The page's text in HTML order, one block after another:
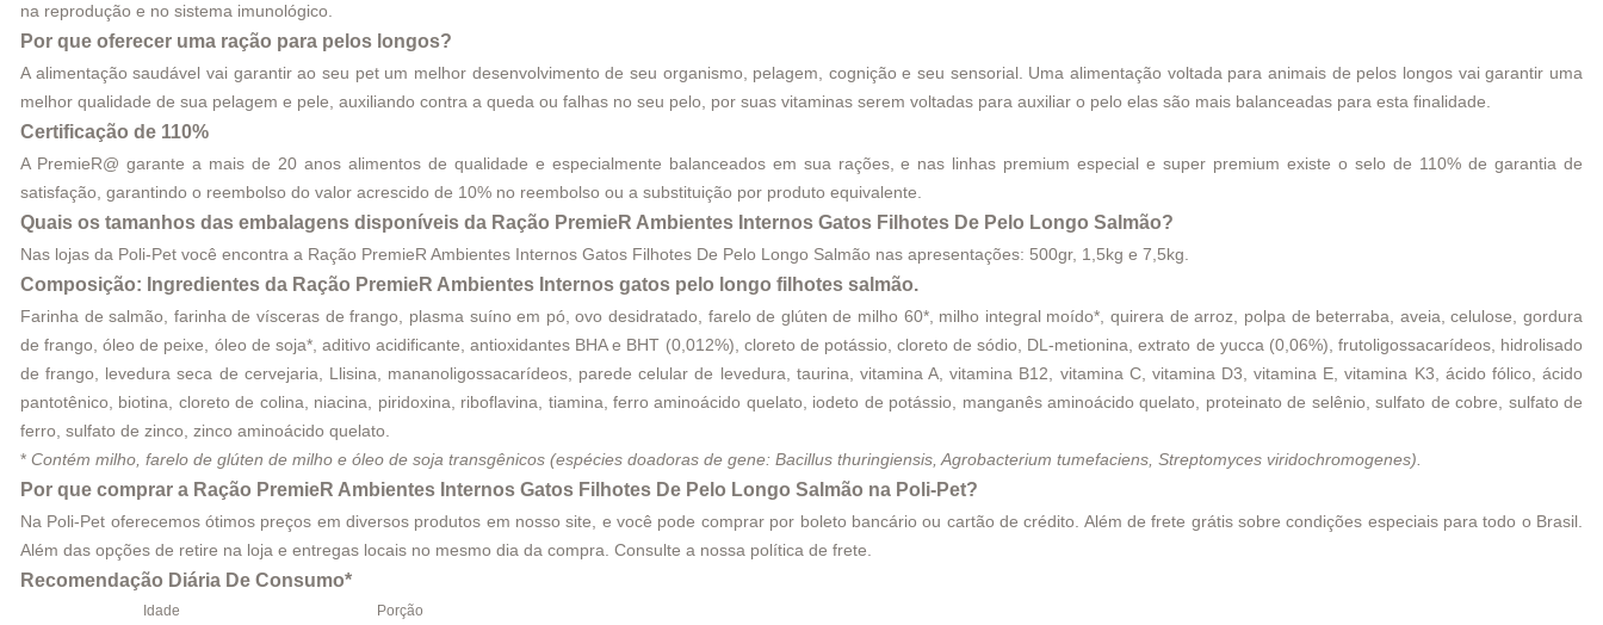
na reprodução e no sistema imunológico.
Por que oferecer uma ração para pelos longos?
A alimentação saudável vai garantir ao seu pet um melhor desenvolvimento de seu organismo, pelagem, cognição e seu sensorial. Uma alimentação voltada para animais de pelos longos vai garantir uma
melhor qualidade de sua pelagem e pele, auxiliando contra a queda ou falhas no seu pelo, por suas vitaminas serem voltadas para auxiliar o pelo elas são mais balanceadas para esta finalidade.
Certificação de 110%
A PremieR@ garante a mais de 20 anos alimentos de qualidade e especialmente balanceados em sua rações, e nas linhas premium especial e super premium existe o selo de 110% de garantia de
satisfação, garantindo o reembolso do valor acrescido de 10% no reembolso ou a substituição por produto equivalente.
Quais os tamanhos das embalagens disponíveis da Ração PremieR Ambientes Internos Gatos Filhotes De Pelo Longo Salmão?
Nas lojas da Poli-Pet você encontra a Ração PremieR Ambientes Internos Gatos Filhotes De Pelo Longo Salmão nas apresentações: 500gr, 1,5kg e 7,5kg.
Composição: Ingredientes da Ração PremieR Ambientes Internos gatos pelo longo filhotes salmão.
Farinha de salmão, farinha de vísceras de frango, plasma suíno em pó, ovo desidratado, farelo de glúten de milho 60*, milho integral moído*, quirera de arroz, polpa de beterraba, aveia, celulose, gordura
de frango, óleo de peixe, óleo de soja*, aditivo acidificante, antioxidantes BHA e BHT (0,012%), cloreto de potássio, cloreto de sódio, DL-metionina, extrato de yucca (0,06%), frutoligossacarídeos, hidrolisado
de frango, levedura seca de cervejaria, Llisina, mananoligossacarídeos, parede celular de levedura, taurina, vitamina A, vitamina B12, vitamina C, vitamina D3, vitamina E, vitamina K3, ácido fólico, ácido
pantotênico, biotina, cloreto de colina, niacina, piridoxina, riboflavina, tiamina, ferro aminoácido quelato, iodeto de potássio, manganês aminoácido quelato, proteinato de selênio, sulfato de cobre, sulfato de
ferro, sulfato de zinco, zinco aminoácido quelato.
* Contém milho, farelo de glúten de milho e óleo de soja transgênicos (espécies doadoras de gene: Bacillus thuringiensis, Agrobacterium tumefaciens, Streptomyces viridochromogenes).
Por que comprar a Ração PremieR Ambientes Internos Gatos Filhotes De Pelo Longo Salmão na Poli-Pet?
Na Poli-Pet oferecemos ótimos preços em diversos produtos em nosso site, e você pode comprar por boleto bancário ou cartão de crédito. Além de frete grátis sobre condições especiais para todo o Brasil.
Além das opções de retire na loja e entregas locais no mesmo dia da compra. Consulte a nossa política de frete
Recomendação Diária De Consumo*
Idade
Porção